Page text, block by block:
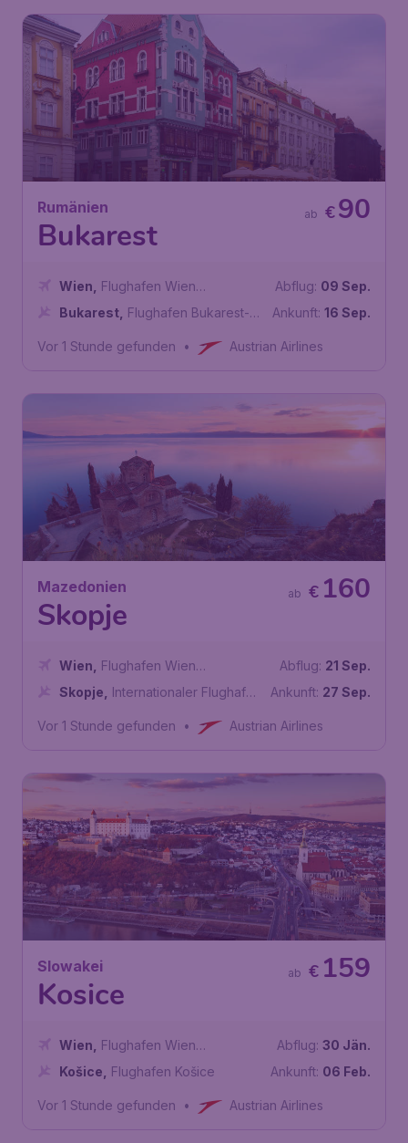
Rumänien
Bukarest
€90
ab
Wien
Flughafen Wien
Schwechat
Bukarest Flughafen Bukarest-
Abflug: 09 Sep.
Ankunft: 16 Sep.
Vor 1 Stunde gefunden • Austrian Airlines
Mazedonien
Skopje
€ 160
ab
Wien
Flughafen Wien
Schwechat
Skopje
Internationaler Flughafen
Abflug: 21 Sep.
Ankunft: 27 Sep.
Vor 1 Stunde gefunden • Austrian Airlines
Slowakei
Kosice
€ 159
ab
Wien
Flughafen Wien
Schwechat
Košice Flughafen Košice
Abflug: 30 Jän.
Ankunft: 06 Feb.
Vor 1 Stunde gefunden • Austrian Airlines